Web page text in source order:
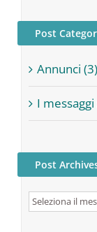
Post
Annunci (3)
I messaggi
Post
Post